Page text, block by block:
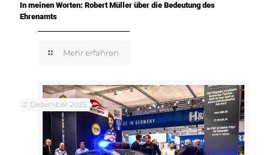
In meinen Worten: Robert Müller über die Bedeutung des
Ehrenamts
Mehr erfahren
2. Dezember 2025